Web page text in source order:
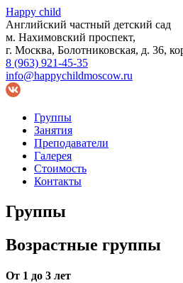
Happy child
Английский частный детский сад
м. Нахимовский проспект,
г. Москва, Болотниковская, д. 36,
8 (963) 921-45-35
info@happychildmoscow.ru
Группы
Занятия
Преподаватели
Галерея
Стоимость
Контакты
Группы
Возрастные группы
От 1 до 3 лет